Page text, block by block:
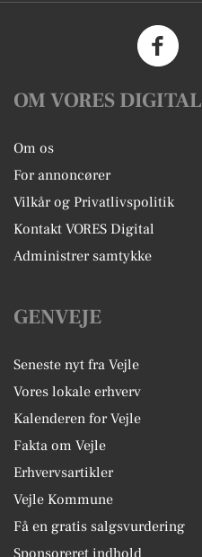
OM VORES DIGITAL
Om os
For annoncører
Vilkår og Privatlivspolitik
Kontakt VORES Digital
Administrer samtykke
GENVEJE
Seneste nyt fra Vejle
Vores lokale erhverv
Kalenderen for Vejle
Fakta om Vejle
Erhvervsartikler
Vejle Kommune
Få en gratis salgsvurdering
Sponsoreret indhold